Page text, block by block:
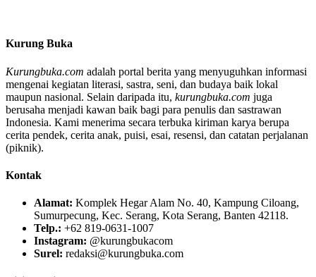
Kurung Buka
Kurungbuka.com adalah portal berita yang menyuguhkan informasi
mengenai kegiatan literasi, sastra, seni, dan budaya baik lokal
maupun nasional. Selain daripada itu, kurungbuka.com juga
berusaha menjadi kawan baik bagi para penulis dan sastrawan
Indonesia. Kami menerima secara terbuka kiriman karya berupa
cerita pendek, cerita anak, puisi, esai, resensi, dan catatan perjalanan
(piknik).
Kontak
Alamat: Komplek Hegar Alam No. 40, Kampung Ciloang,
Sumurpecung, Kec. Serang, Kota Serang, Banten 42118.
Telp.: +62 819-0631-1007
Instagram: @kurungbukacom
Surel: redaksi@kurungbuka.com